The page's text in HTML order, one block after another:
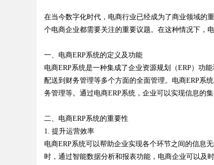
!
在当今数字化时代，电商行业已经成为了商业领域的
个电商企业都需要关注的重要议题。在这种情况下，
一、电商ERP系统的定义及功能
电商ERP系统是一种集成了企业资源规划（ERP）功
配送到财务管理等多个方面的全面管理。电商ERP系
务管理等。通过电商ERP系统，企业可以实现信息的
二、电商ERP系统的重要性
1. 提升运营效率
电商ERP系统可以帮助企业实现各个环节之间的信息
时，通过智能数据分析和报表功能，电商企业可以及